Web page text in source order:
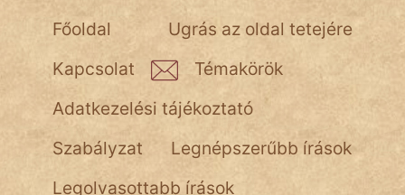
Láron Ádám
mikkamakka
vörös ördög
nagyöreg
Ugrás az oldal tetejére
Főoldal
Kapcsolat
Témakörök
Adatkezelési tájékoztató
Szabályzat
Legnépszerűbb írások
Legolvasottabb írások